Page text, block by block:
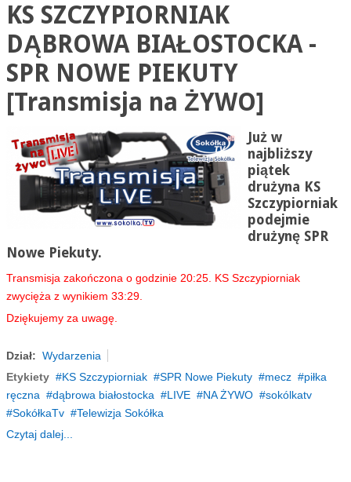
KS SZCZYPIORNIAK
DĄBROWA BIAŁOSTOCKA -
SPR NOWE PIEKUTY
[Transmisja na ŻYWO]
Już w
najbliższy
piątek
drużyna KS
Szczypiorniak
podejmie
drużynę SPR
Nowe Piekuty.
Transmisja zakończona o godzinie 20:25. KS Szczypiorniak
zwycięża z wynikiem 33:29.
Dziękujemy za uwagę.
Dział: Wydarzenia
Etykiety
KS Szczypiorniak SPR Nowe Piekuty mecz
piłka
ręczna
dąbrowa białostocka LIVE NA ŻYWO
sokólkatv
SokółkaTv
Telewizja Sokółka
Czytaj dalej...